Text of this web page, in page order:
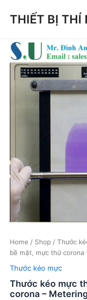
THIẾT BỊ THÍ
Home / Shop / Thước
bề mặt, mực thử corona
Thước kéo mực
Thước kéo mực
corona –